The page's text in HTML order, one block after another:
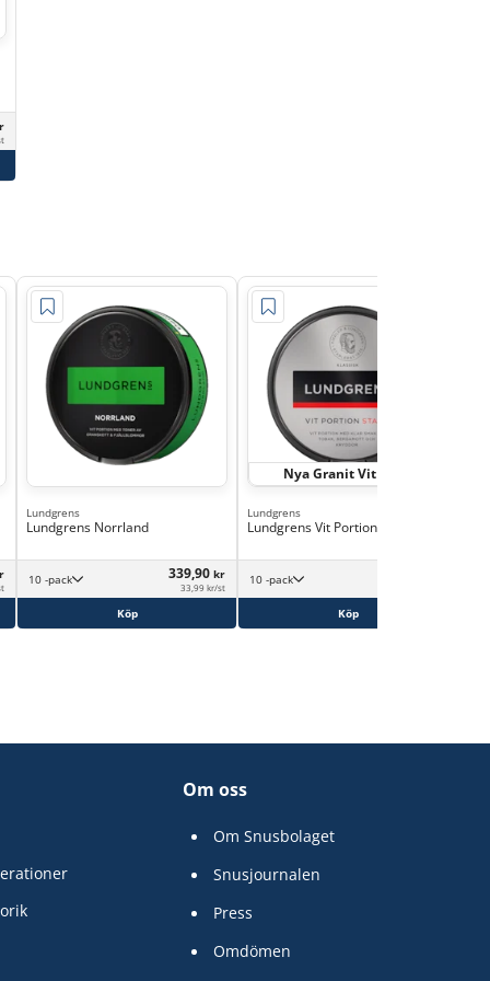
Lundgrens
Lundgrens Norrland
10 -pack 339,90 kr
33,99 kr/st
Köp
Nya Granit Vit Stark
Lundgrens
Lundgrens Vit Portion Stark
10 -pack
Köp
Om oss
Om Snusbolaget
Snusjournalen
Press
Omdömen